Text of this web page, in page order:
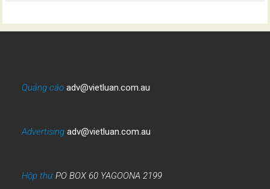
Quảng cáo adv@vietluan.com.au
Advertising adv@vietluan.com.au
Hộp thưPO BOX 60 YAGOONA 2199